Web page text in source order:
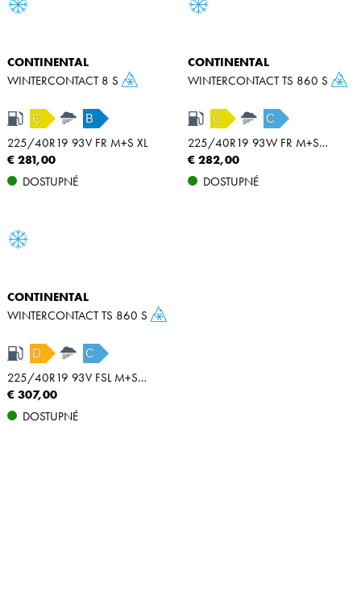
CONTINENTAL
WINTERCONTACT 8 S
C B
225/40R19 93V FR M+S XL
€ 281,00
DOSTUPNÉ
CONTINENTAL
WINTERCONTACT TS 860 S
C C
225/40R19 93W FR M+S XL
€ 282,00
DOSTUPNÉ
CONTINENTAL
WINTERCONTACT TS 860 S
D C
225/40R19 93V FSL M+S SSR XL
€ 307,00
DOSTUPNÉ